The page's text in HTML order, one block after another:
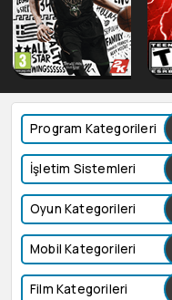
Program Kategorileri
İşletim Sistemleri
Oyun Kategorileri
Mobil Kategorileri
Film Kategorileri